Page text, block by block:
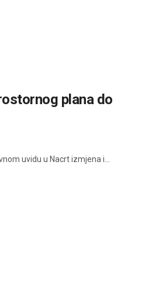
plana do
uvidu u Nacrt izmjena i...